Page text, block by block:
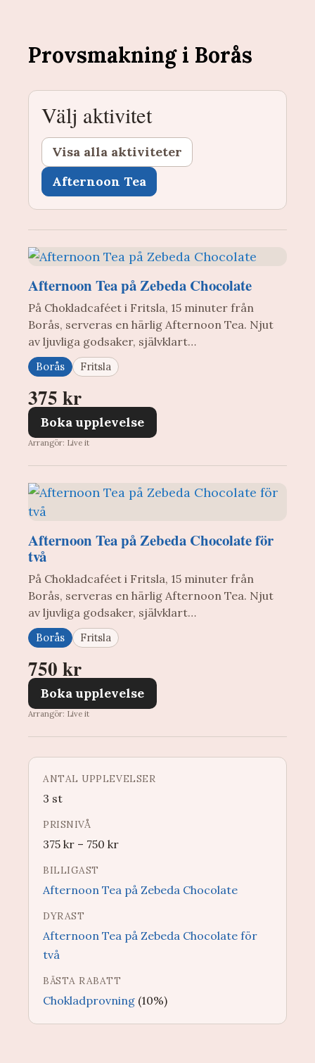
Provsmakning i Borås
Välj aktivitet
Visa alla aktiviteter
Afternoon Tea
Afternoon Tea på Zebeda Chocolate
På Chokladcaféet i Fritsla, 15 minuter från
Borås, serveras en härlig Afternoon Tea. Njut
av ljuvliga godsaker, självklart…
Borås Fritsla
375 kr
Boka upplevelse
Arrangör: Live it
Afternoon Tea på Zebeda Chocolate för
två
På Chokladcaféet i Fritsla, 15 minuter från
Borås, serveras en härlig Afternoon Tea. Njut
av ljuvliga godsaker, självklart…
Borås Fritsla
750 kr
Boka upplevelse
Arrangör: Live it
ANTAL UPPLEVELSER
3 st
PRISNIVÅ
375 kr – 750 kr
BILLIGAST
Afternoon Tea på Zebeda Chocolate
DYRAST
Afternoon Tea på Zebeda Chocolate för
två
BÄSTA RABATT
Chokladprovning (10%)